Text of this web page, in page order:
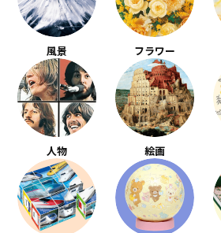
風景 フラワー
人物 絵画